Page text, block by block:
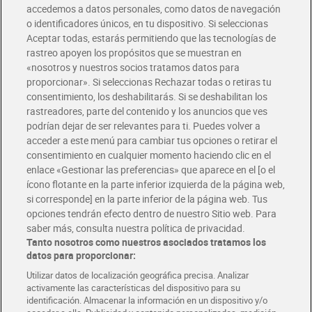
Envío gratis por compras superiores a 100€
Envío estandar por 4,99€
Glovo y Uber Eats
Solicita tu factura de Glovo o Uber Eats
Únete al CLUB Dia
Disfruta las ventajas y ofertas exclusivas.
Descárgate la APP Dia
Folletos y Tiendas
Descubre las mejores ofertas y busca tu tienda más cercana
Tarjeta MaX Dia
Te devuelve hasta 8€/mes de tus compras.
¡Solicita tu tarjeta de crédito aquí!
COMER MEJOR CADA DIA
accedemos a datos personales, como datos de navegación
o identificadores únicos, en tu dispositivo. Si seleccionas
Aceptar todas, estarás permitiendo que las tecnologías de
rastreo apoyen los propósitos que se muestran en
«nosotros y nuestros socios tratamos datos para
proporcionar». Si seleccionas Rechazar todas o retiras tu
consentimiento, los deshabilitarás. Si se deshabilitan los
rastreadores, parte del contenido y los anuncios que ves
podrían dejar de ser relevantes para ti. Puedes volver a
acceder a este menú para cambiar tus opciones o retirar el
consentimiento en cualquier momento haciendo clic en el
enlace «Gestionar las preferencias» que aparece en el [o el
ícono flotante en la parte inferior izquierda de la página web,
si corresponde] en la parte inferior de la página web. Tus
opciones tendrán efecto dentro de nuestro Sitio web. Para
saber más, consulta nuestra política de privacidad.
Tanto nosotros como nuestros asociados tratamos los
datos para proporcionar:
Utilizar datos de localización geográfica precisa. Analizar
activamente las características del dispositivo para su
identificación. Almacenar la información en un dispositivo y/o